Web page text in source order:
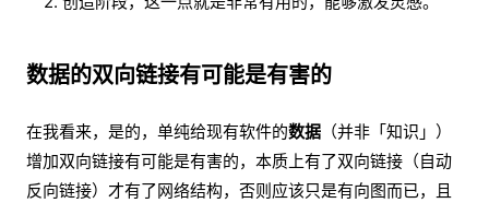
数据的双向链接有可能是有害的
在我看来，是的，单纯给现有软件的数据 （并非「知识」）
增加双向链接有可能是有害的，本质上有了双向链接（自动
反向链接）才有了网络结构，否则应该只是有向图而已，且